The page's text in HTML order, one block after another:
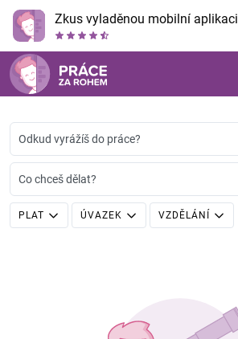
Zkus vyladěnou mobilní aplikaci
Odkud vyrážíš do práce?
Co chceš dělat?
PLAT ÚVAZEK VZDĚLÁNÍ